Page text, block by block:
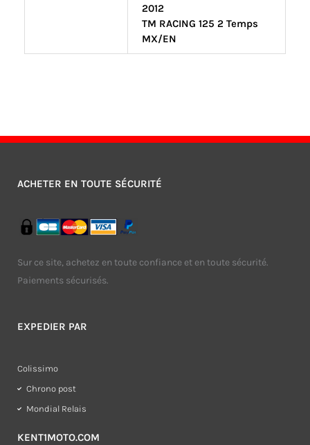
2012
TM RACING 125 2 Temps
MX/EN
KENT1MOTO.COM
EXPEDIER PAR
Colissimo
Chrono post
Mondial Relais
ACHETER EN TOUTE SÉCURITÉ
Sur ce site, achetez en toute confiance et en toute sécurité.
Paiements sécurisés.